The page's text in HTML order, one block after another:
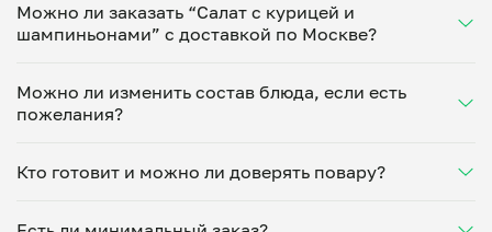
Можно ли заказать “Салат с курицей и
шампиньонами” с доставкой по Москве?
Укажите удобное время — и получите свежее
домашнее блюдо в большой порции прямо с плиты.
минут. Статус заказа отслеживайте в личном
кабинете, а с поваром можно связаться напрямую в
утром на вечер или сегодня на завтра.
Можно ли изменить состав блюда, если есть
пожелания?
ваши предпочтения: уберет специи, снизит
Укажите пожелания при оформлении или напишите
Кто готовит и можно ли доверять повару?